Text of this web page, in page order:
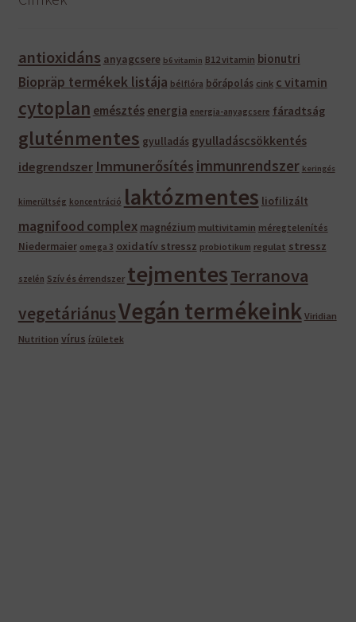
antioxidáns anyagcsere b6 vitamin B12 vitamin bionutri
Biopräp termékek listája bélflóra bőrápolás cink c vitamin
cytoplan emésztés energia energia-anyagcsere fáradtság
gluténmentes gyulladás gyulladáscsökkentés
idegrendszer Immunerősítés immunrendszer keringés
kimerültség koncentráció laktózmentes liofilizált
magnifood complex magnézium multivitamin méregtelenítés
Niedermaier omega 3 oxidatív stressz probiotikum regulat stressz
szelén Szív és érrendszer tejmentesTerranova
vegetáriánusVegán termékeink Viridian
Nutrition vírus ízületek